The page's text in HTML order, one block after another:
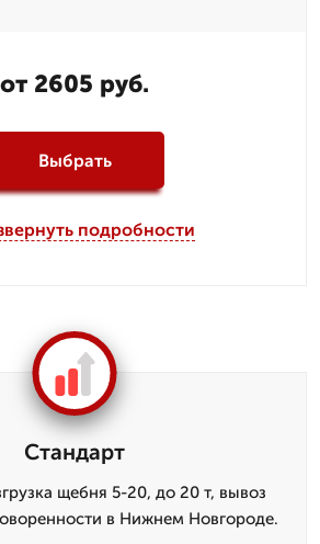
от 2605 руб.
Выбрать
подробности
Стандарт
щебня 5-20, до 20 т, вывоз
в Нижнем Новгороде.